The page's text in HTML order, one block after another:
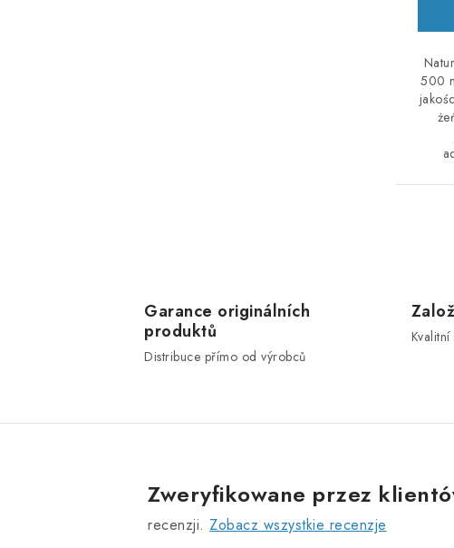
500
l
i
Garance originálních
produktů
Distribuce přímo od výrobců
Zweryfikowane przez
recenzji. Zobacz wszystkie recenzje